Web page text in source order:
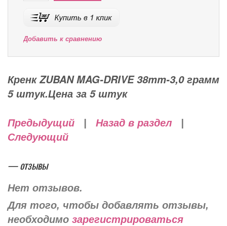
Добавить к сравнению
Кренк ZUBAN MAG-DRIVE 38mm-3,0 грамм
5 штук.Цена за 5 штук
Предыдущий Назад в раздел
Следующий
— отзывы
Нет отзывов.
Для того, чтобы добавлять отзывы,
необходимо зарегистрироваться